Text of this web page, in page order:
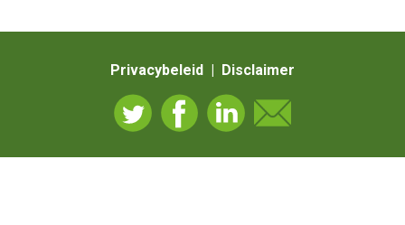
Privacybeleid | Disclaimer